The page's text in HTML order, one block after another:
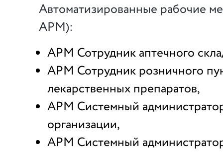
Автоматизированные рабочие
АРМ):
АРМ Сотрудник аптечного
АРМ Сотрудник розничного
лекарственных препаратов,
АРМ Системный
организации,
АРМ Системный